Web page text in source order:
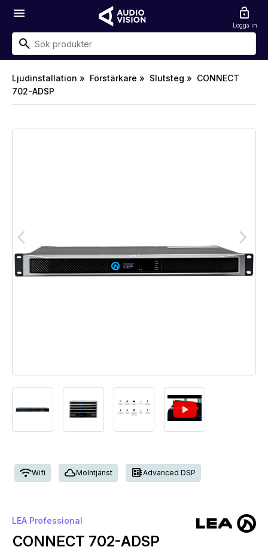
menu lock_open
Logga in
Ljudinstallation » Förstärkare » Slutsteg » CONNECT
702-ADSP
arrow_back_ios arrow_forward_ios
WifiWifi cloudMolntjänst developer_boardAdvanced DSP
LEA Professional
CONNECT 702-ADSP